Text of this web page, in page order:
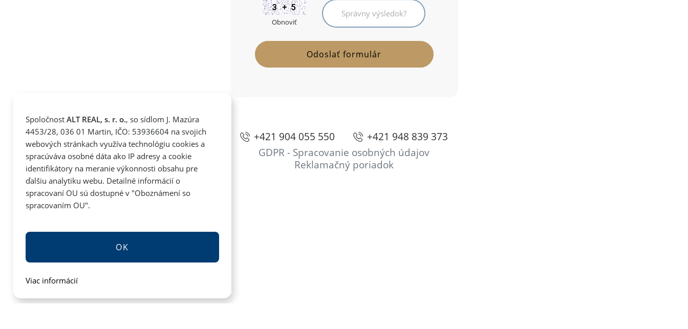
Obnoviť
+421 904 055 550
+421 948 839 373
GDPR - Spracovanie osobných údajov
Reklamačný poriadok
Spoločnost ALT REAL, s. r. o., so sídlom J. Mazúra
4453/28, 036 01 Martin, IČO: 53936604 na svojich
webových stránkach využíva technológiu cookies a
spracúváva osobné dáta ako IP adresy a cookie
identifikátory na meranie výkonnosti obsahu pre
ďalšiu analytiku webu. Detailné informácií o
spracovaní OU sú dostupné v "Oboznámení so
spracovaním OU".
OK
Viac informácií